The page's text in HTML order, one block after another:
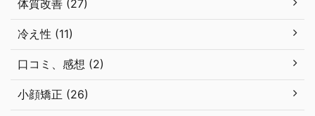
体質改善 (27)
冷え性 (11)
口コミ、感想 (2)
小顔矯正 (26)